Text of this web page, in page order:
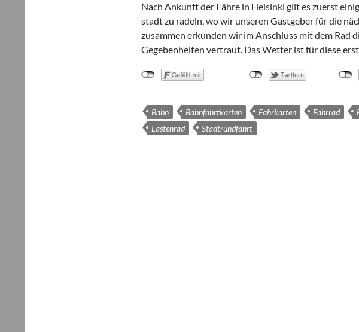
Nach Ankunft der Fähre in Hel­sinki gilt es zuerst
stadt zu radeln, wo wir unse­ren Gast­ge­ber für die
zusam­men erkun­den wir im Anschluss mit dem Rad
Gege­ben­hei­ten ver­traut. Das Wet­ter ist für diese
Bahn Bahnfahrtkarten Fahrkarten Fahrrad
Lastenrad
Stadtrundfahrt